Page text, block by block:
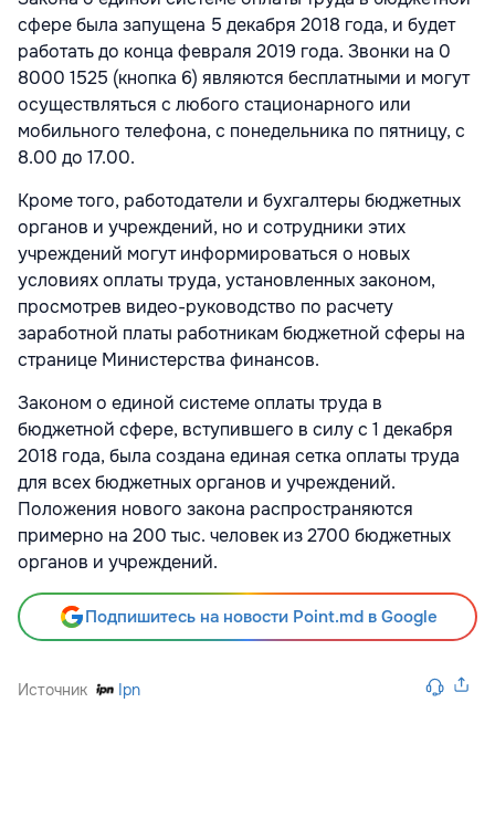
сфере была запущена 5 декабря 2018 года, и будет
работать до конца февраля 2019 года. Звонки на 0
8000 1525 (кнопка 6) являются бесплатными и могут
осуществляться с любого стационарного или
мобильного телефона, с понедельника по пятницу, с
8.00 до 17.00.
Кроме того, работодатели и бухгалтеры бюджетных
органов и учреждений, но и сотрудники этих
учреждений могут информироваться о новых
условиях оплаты труда, установленных законом,
просмотрев видео-руководство по расчету
заработной платы работникам бюджетной сферы на
странице Министерства финансов.
Законом о единой системе оплаты труда в
бюджетной сфере, вступившего в силу с 1 декабря
2018 года, была создана единая сетка оплаты труда
для всех бюджетных органов и учреждений.
Положения нового закона распространяются
примерно на 200 тыс. человек из 2700 бюджетных
органов и учреждений.
Подпишитесь на новости Point.md в Google
Источник Ipn